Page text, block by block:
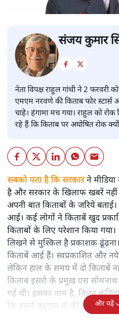
संजय कुमार
नेता विपक्ष राहुल गांधी ने 2 फरवरी
एमएम नरवणे की किताब फोर
चाहे। हंगामा मच गया। राहुल को
रहे हैं कि किताब पर अघोषित रोक
सबको पता है कि सरकारने मीडिया
है और सरकार के खिलाफ खबरें
अपनी बात किताबों के जरिये
आई। कई लोगों ने किताबें खुद
किताबों के लिए परेशान किया
लिखने से मुश्किल है प्रकाशक
किताबें आई हैं। स्वप्रकाशित और
लेकिन हाल के समय में दो किताबें
किताब इसरो के प्रमुख एस
गई थी। इसका नाम है, निलवु
कि इसमें चंद्रयान दो की नाकामी
और पढ़ें